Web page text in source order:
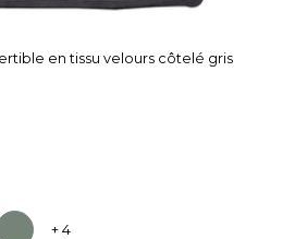
en tissu velours côtelé gris
+ 4